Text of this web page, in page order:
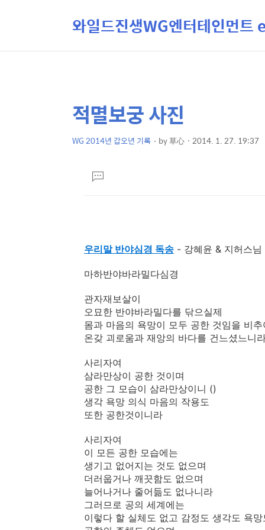
와일드진생WG엔터테인먼
상
컨
본
문
제
적멸보궁 사진
WG 2014년 갑오년 기록 by草心 2014. 1. 27. 19:37
댓
글
우리말 반야심경 독송 - 강혜윤 & 지허스님
마하반야바라밀다심경
관자재보살이
오묘한 반야바라밀다를 닦으실제
몸과 마음의 욕망이 모두 공한 것임을 비추
온갖 괴로움과 재앙의 바다를 건느셨느니
사리자여
삼라만상이 공한 것이며
공한 그 모습이 삼라만상이니 ()
생각 욕망 의식 마음의 작용도
또한 공한것이니라
사리자여
이 모든 공한 모습에는
생기고 없어지는 것도 없으며
더러웁거나 깨끗함도 없으며
늘어나거나 줄어듦도 없나니라
그러므로 공의 세계에는
이렇다 할 실체도 없고 감정도 생각도 욕